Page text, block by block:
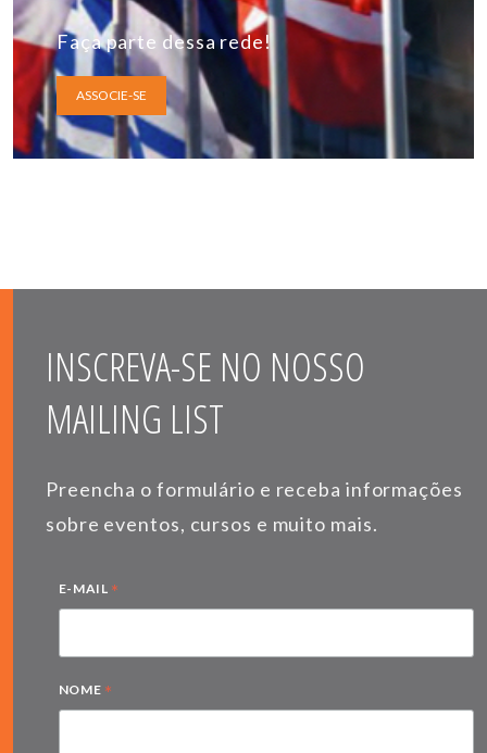
Faça parte dessa rede!
ASSOCIE-SE
INSCREVA-SE NO NOSSO
MAILING LIST
Preencha o formulário e receba informações
sobre eventos, cursos e muito mais.
E-MAIL *
NOME *